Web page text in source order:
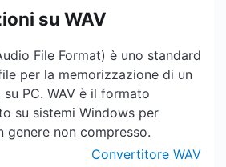
su WAV
File Format) è uno standard
per la memorizzazione di un
PC. WAV è il formato
su sistemi Windows per
genere non compresso.
Convertitore WAV